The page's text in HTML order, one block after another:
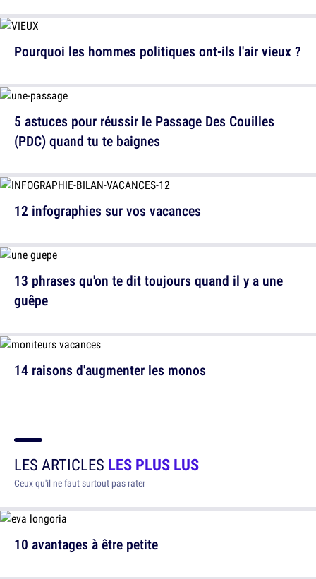
5 astuces pour réussir le Passage Des Couilles
(PDC) quand tu te baignes
13 phrases qu'on te dit toujours quand il y a une
guêpe
Pourquoi les hommes politiques ont-ils l'air vieux ?
12 infographies sur vos vacances
14 raisons d'augmenter les monos
LES ARTICLES LES PLUS LUS
Ceux qu'il ne faut surtout pas rater
10 avantages à être petite